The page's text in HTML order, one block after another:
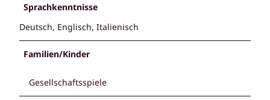
Sprachkenntnisse
Deutsch, Englisch, Italienisch
Familien/Kinder
Gesellschaftsspiele